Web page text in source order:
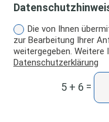
Die von Ihnen
zur Bearbeitung Ihrer
weitergegeben.
Datenschutzerklärung
5 + 6 =